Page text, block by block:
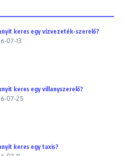
keres egy vízvezeték-szerelő?
07-13
keres egy villanyszerelő?
07-25
keres egy taxis?